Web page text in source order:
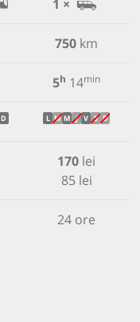
1 ×
750 km
5h 14min
D L M M J V S D
170 lei
85 lei
24 ore